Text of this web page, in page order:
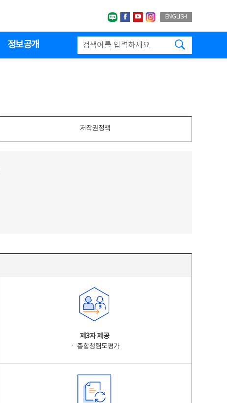
네이버블로그
페이스북
유투브인스타그랩
ENGLISH
정보공개
저작권정책
제3자 제공
ㆍ 종합청렴도평가